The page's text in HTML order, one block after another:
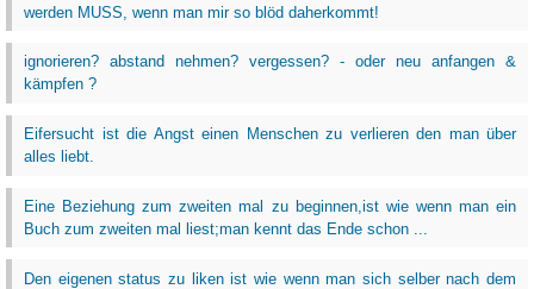
werden MUSS, wenn man mir so blöd daherkommt!
ignorieren? abstand nehmen? vergessen? - oder neu anfangen &
kämpfen ?
Eifersucht ist die Angst einen Menschen zu verlieren den man über
alles liebt.
Eine Beziehung zum zweiten mal zu beginnen,ist wie wenn man ein
Buch zum zweiten mal liest;man kennt das Ende schon ...
Den eigenen status zu liken ist wie wenn man sich selber nach dem